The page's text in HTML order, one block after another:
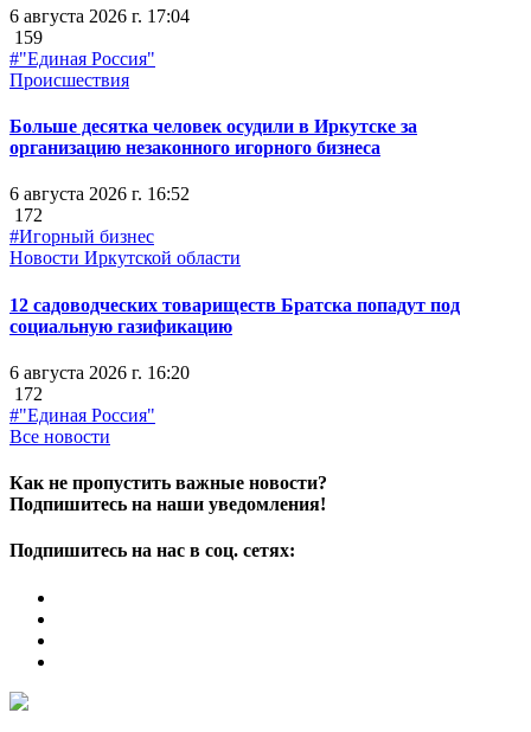
6 августа 2026 г. 17:04
159
#"Единая Россия"
Происшествия
Больше десятка человек осудили в Иркутске за
организацию незаконного игорного бизнеса
6 августа 2026 г. 16:52
172
#Игорный бизнес
Новости Иркутской области
12 садоводческих товариществ Братска попадут под
социальную газификацию
6 августа 2026 г. 16:20
172
#"Единая Россия"
Все новости
Как не пропустить важные новости?
Подпишитесь на наши уведомления!
Подпишитесь на нас в соц. сетях: